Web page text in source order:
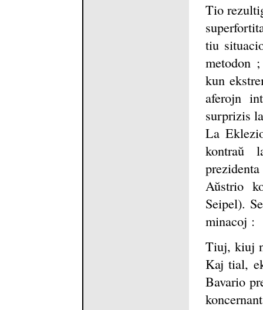
Tio
tiu
metodon
kun
aferojn
surprizis
La
kontraŭ
Aŭstrio
Seipel).
minacoj :
Tiuj, kiuj
Kaj tial,
Bavario